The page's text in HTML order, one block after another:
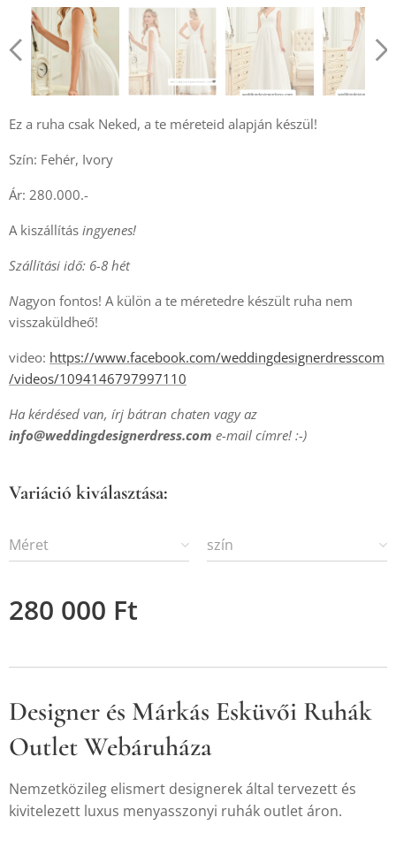
Ez a ruha csak Neked, a te méreteid alapján készül!
Szín: Fehér, Ivory
Ár: 280.000.-
A kiszállítás ingyenes!
Szállítási idő: 6-8 hét
Nagyon fontos! A külön a te méretedre készült ruha nem
visszaküldheő!
video: https://www.facebook.com/weddingdesignerdresscom
/videos/1094146797997110
Ha kérdésed van, írj bátran chaten vagy az
info@weddingdesignerdress.com e-mail címre! :-)
Variáció kiválasztása:
Méret szín
280 000 Ft
Designer és Márkás Esküvői Ruhák
Outlet Webáruháza
Nemzetközileg elismert designerek által tervezett és
kivitelezett luxus menyasszonyi ruhák outlet áron.